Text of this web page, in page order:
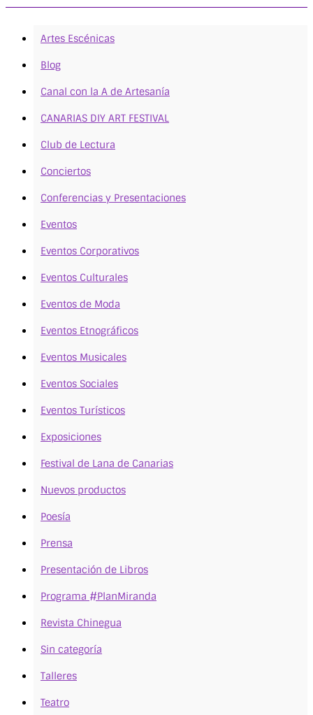
Artes Escénicas
Blog
Canal con la A de Artesanía
CANARIAS DIY ART FESTIVAL
Club de Lectura
Conciertos
Conferencias y Presentaciones
Eventos
Eventos Corporativos
Eventos Culturales
Eventos de Moda
Eventos Etnográficos
Eventos Musicales
Eventos Sociales
Eventos Turísticos
Exposiciones
Festival de Lana de Canarias
Nuevos productos
Poesía
Prensa
Presentación de Libros
Programa #PlanMiranda
Revista Chinegua
Sin categoría
Talleres
Teatro